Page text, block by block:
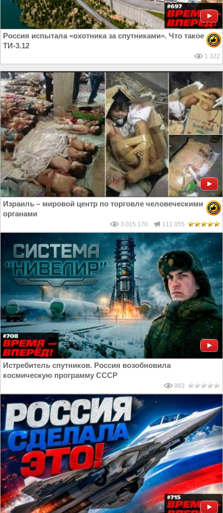
Россия испытала «охотника за спутниками». Что такое
ТИ-3.12
1 322
Израиль – мировой центр по торговле человеческими
органами
3 015 170 111 055
Истребитель спутников. Россия возобновила
космическую программу СССР
983